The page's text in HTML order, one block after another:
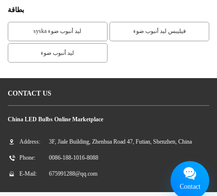
بطاقة
syska ليد أنبوب ضوء فيليبس ليد أنبوب ضوء
ليد أنبوب ضوء
CONTACT US
China LED Bulbs Online Marketplace
Address: 3F, Jiale Building, Zhenhua Road 47, Futian, Shenzhen, China
Phone: 0086-188-1016-8088
E-Mail: 675991288@qq.com
Contact